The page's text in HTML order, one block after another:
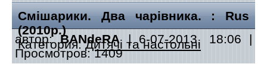
Смішарики. Два чарівника. : Rus
(2010р.)
Категория:Дитячі та настольні
автор:BANdeRA| 6-07-2013, 18:06 |
Просмотров: 1409